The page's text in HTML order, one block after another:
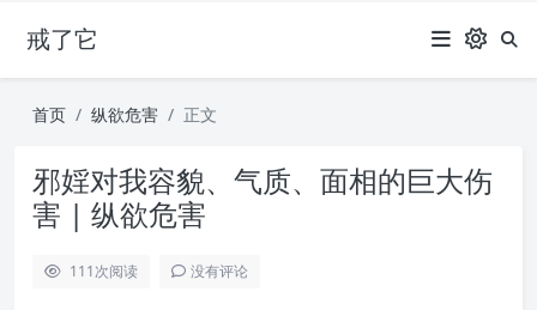
戒了它
首页 纵欲危害 正文
邪婬对我容貌、气质、面相的巨大伤
害 | 纵欲危害
111次阅读 没有评论